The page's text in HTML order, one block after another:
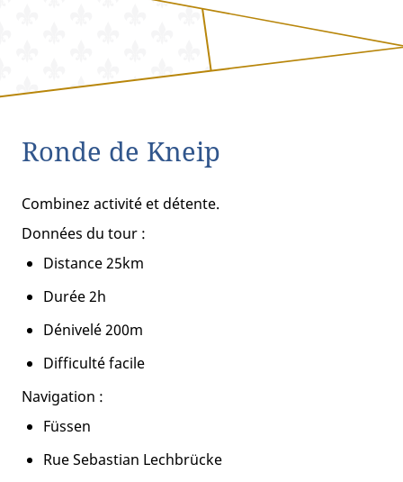
Ronde de Kneip
Combinez activité et détente.
Données du tour :
Distance 25km
Durée 2h
Dénivelé 200m
Difficulté facile
Navigation :
Füssen
Rue Sebastian Lechbrücke